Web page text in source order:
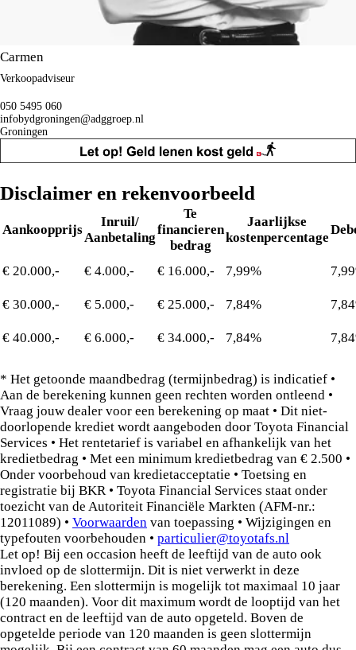
Carmen
Verkoopadviseur
050 5495 060
infobydgroningen@adggroep.nl
Groningen
Disclaimer en rekenvoorbeeld
Aankoopprijs
Inruil/
Aanbetaling
Te
financieren
bedrag
Jaarlijkse
kostenpercentage
€ 20.000,- € 4.000,- € 16.000,- 7,99%
€ 30.000,- € 5.000,- € 25.000,- 7,84%
€ 40.000,- € 6.000,- € 34.000,- 7,84%
* Het getoonde maandbedrag (termijnbedrag) is indicatief •
Aan de berekening kunnen geen rechten worden ontleend •
Vraag jouw dealer voor een berekening op maat • Dit niet-
doorlopende krediet wordt aangeboden door Toyota Financial
Services • Het rentetarief is variabel en afhankelijk van het
kredietbedrag • Met een minimum kredietbedrag van € 2.500 •
Onder voorbehoud van kredietacceptatie • Toetsing en
registratie bij BKR • Toyota Financial Services staat onder
toezicht van de Autoriteit Financiële Markten (AFM-nr.:
12011089) • Voorwaarden van toepassing • Wijzigingen en
typefouten voorbehouden • particulier@toyotafs.nl
Let op! Bij een occasion heeft de leeftijd van de auto ook
invloed op de slottermijn. Dit is niet verwerkt in deze
berekening. Een slottermijn is mogelijk tot maximaal 10 jaar
(120 maanden). Voor dit maximum wordt de looptijd van het
contract en de leeftijd van de auto opgeteld. Boven de
opgetelde periode van 120 maanden is geen slottermijn